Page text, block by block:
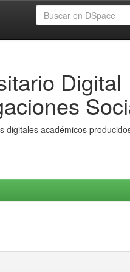
Digital
académicos